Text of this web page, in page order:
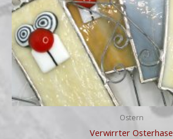
Ostern
Verwirrter Osterhase